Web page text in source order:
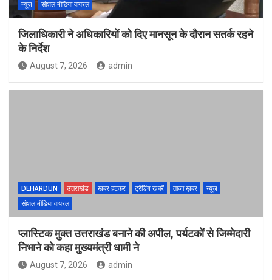
न्यूज़
सोशल मीडिया वायरल
जिलाधिकारी ने अधिकारियों को दिए मानसून के दौरान सतर्क रहने
के निर्देश
August 7, 2026 admin
DEHARDUN उत्तराखंड खबर हटकर ट्रेंडिंग खबरें ताज़ा ख़बर
न्यूज़
सोशल मीडिया वायरल
प्लास्टिक मुक्त उत्तराखंड बनाने की अपील, पर्यटकों से जिम्मेदारी
निभाने को कहा मुख्यमंत्री धामी ने
August 7, 2026 admin